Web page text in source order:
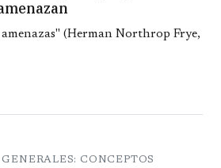
(Herman Northrop Frye,
CONCEPTOS